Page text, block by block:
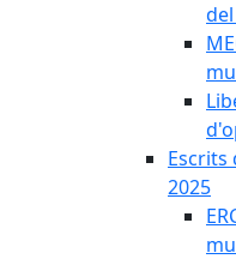
Escrits
2025